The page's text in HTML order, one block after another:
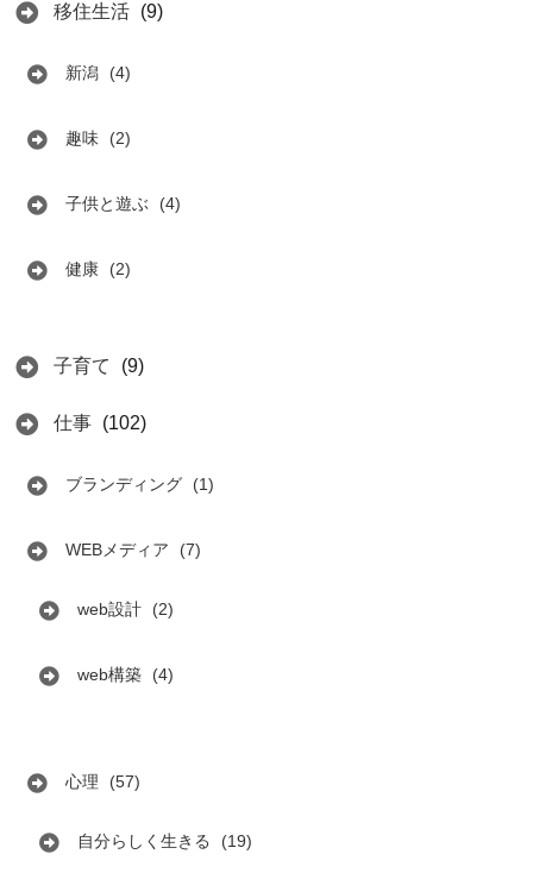
移住生活 (9)
新潟 (4)
趣味 (2)
子供と遊ぶ (4)
健康 (2)
子育て (9)
仕事 (102)
ブランディング (1)
WEBメディア (7)
web設計 (2)
web構築 (4)
心理 (57)
自分らしく生きる (19)